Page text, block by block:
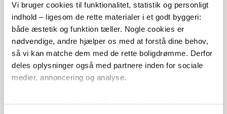
Vi bruger cookies til funktionalitet, statistik og personligt
indhold – ligesom de rette materialer i et godt byggeri:
både æstetik og funktion tæller. Nogle cookies er
nødvendige, andre hjælper os med at forstå dine behov,
så vi kan matche dem med de rette boligdrømme. Derfor
deles oplysninger også med partnere inden for sociale
medier, annoncering og analyse.
Type:Forskudt hus
Værelser:5
Overdækket:9m²